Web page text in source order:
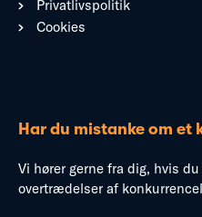
Privatlivspolitik
Cookies
Har du mistanke om et
Vi hører gerne fra dig, hvis
overtrædelser af